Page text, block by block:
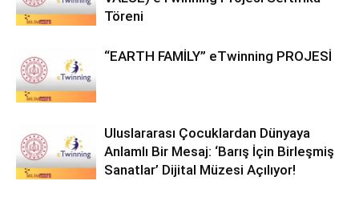
Töreni
“EARTH FAMİLY” eTwinning PROJESİ
Uluslararası Çocuklardan Dünyaya
Anlamlı Bir Mesaj: ‘Barış İçin Birleşmiş
Sanatlar’ Dijital Müzesi Açılıyor!